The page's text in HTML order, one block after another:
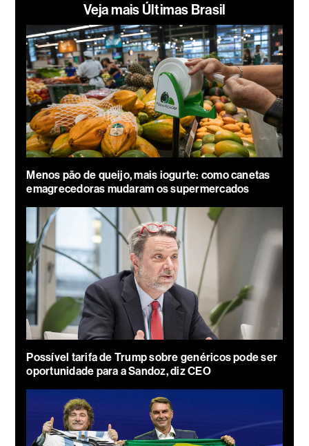
Veja mais Últimas Brasil
Menos pão de queijo, mais iogurte: como canetas
emagrecedoras mudaram os supermercados
Possível tarifa de Trump sobre genéricos pode ser
oportunidade para a Sandoz, diz CEO